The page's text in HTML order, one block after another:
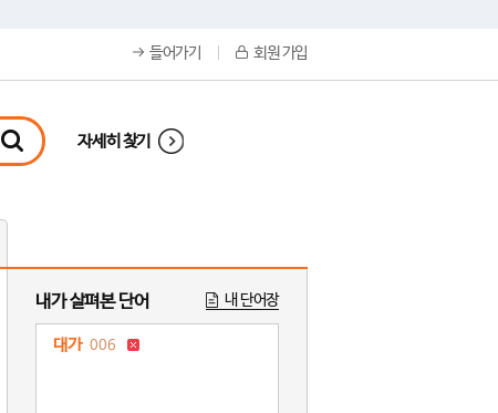
들어가기 회원 가입
자세히 찾기
내가 살펴본 단어 내 단어장
대가 006